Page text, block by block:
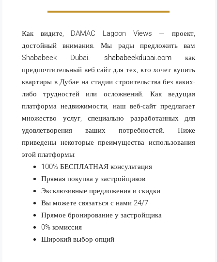
Как видите, DAMAC Lagoon Views — проект,
достойный внимания. Мы рады предложить вам
Shababeek Dubai. shababeekdubai.comкак
предпочтительный веб-сайт для тех, кто хочет купить
квартиры в Дубае на стадии строительства без каких-
либо трудностей или осложнений. Как ведущая
платформа недвижимости, наш веб-сайт предлагает
множество услуг, специально разработанных для
удовлетворения ваших потребностей. Ниже
приведены некоторые преимущества использования
этой платформы:
100% БЕСПЛАТНАЯ консультация
Прямая покупка у застройщиков
Эксклюзивные предложения и скидки
Вы можете связаться с нами 24/7
Прямое бронирование у застройщика
0% комиссия
Широкий выбор опций